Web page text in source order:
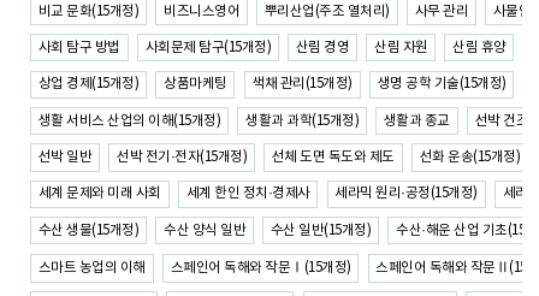
비교 문화(15개정) 비즈니스영어 뿌리산업(주조 열처리) 사무 관리 사물인
사회 탐구 방법 사회문제 탐구(15개정) 산림 경영 산림 자원 산림 휴양
상업 경제(15개정) 상품마케팅 색채 관리(15개정) 생명 공학 기술(15개정)
생활 서비스 산업의 이해(15개정) 생활과 과학(15개정) 생활과 종교 선박 건조
선박 일반 선박 전기·전자(15개정) 선체 도면 독도와 제도 선화 운송(15개정)
세계 문제와 미래 사회 세계 한인 정치·경제사 세라믹 원리·공정(15개정) 세라
수산 생물(15개정) 수산 양식 일반 수산 일반(15개정) 수산·해운 산업 기초(15
스마트 농업의 이해 스페인어 독해와 작문Ⅰ(15개정) 스페인어 독해와 작문Ⅱ(15